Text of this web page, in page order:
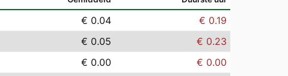
€ 0.04
€ 0.19
€ 0.05
€ 0.23
€ 0.00
€ 0.00